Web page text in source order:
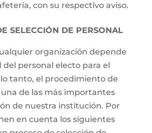
con su respectivo aviso.
SELECCIÓN DE PERSONAL
organización depende
del personal electo para el
tanto, el procedimiento de
una de las más importantes
de nuestra institución. Por
en cuenta los siguientes